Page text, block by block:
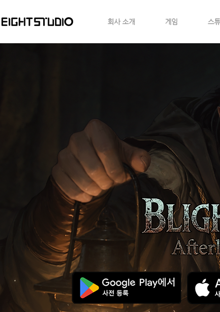
회사 소개 게임 스